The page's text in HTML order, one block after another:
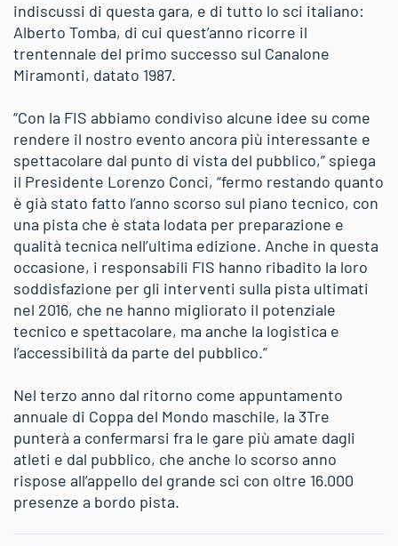
indiscussi di questa gara, e di tutto lo sci italiano:
Alberto Tomba, di cui quest’anno ricorre il
trentennale del primo successo sul Canalone
Miramonti, datato 1987.
“Con la FIS abbiamo condiviso alcune idee su come
rendere il nostro evento ancora più interessante e
spettacolare dal punto di vista del pubblico,” spiega
il Presidente Lorenzo Conci, “fermo restando quanto
è già stato fatto l’anno scorso sul piano tecnico, con
una pista che è stata lodata per preparazione e
qualità tecnica nell’ultima edizione. Anche in questa
occasione, i responsabili FIS hanno ribadito la loro
soddisfazione per gli interventi sulla pista ultimati
nel 2016, che ne hanno migliorato il potenziale
tecnico e spettacolare, ma anche la logistica e
l’accessibilità da parte del pubblico.”
Nel terzo anno dal ritorno come appuntamento
annuale di Coppa del Mondo maschile, la 3Tre
punterà a confermarsi fra le gare più amate dagli
atleti e dal pubblico, che anche lo scorso anno
rispose all’appello del grande sci con oltre 16.000
presenze a bordo pista.